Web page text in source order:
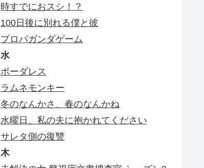
時すでにおスシ！？
100日後に別れる僕と彼
プロパガンダゲーム
水
ボーダレス
ラムネモンキー
冬のなんかさ、春のなんかね
水曜日、私の夫に抱かれてください
サレタ側の復讐
木